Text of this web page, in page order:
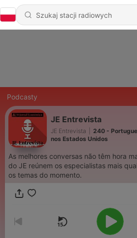
Podcasty
JE Entrevista
JE Entrevista
240 -
nos Estados Unidos
As melhores conversas não têm hora
do JE reúnem os especialistas mais
os temas do momento.